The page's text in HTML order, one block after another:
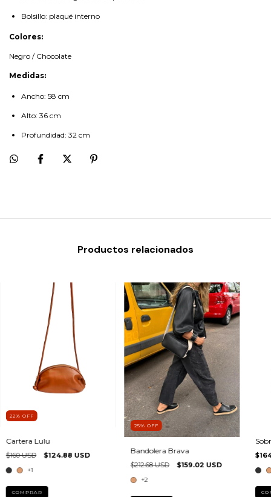
Bolsillo: plaqué interno
Colores:
Negro / Chocolate
Medidas:
Ancho: 58 cm
Alto: 36 cm
Profundidad: 32 cm
Productos relacionados
22% OFF
Cartera Lulu
$160 USD $124.88 USD
+1
COMPRAR
25% OFF
Bandolera Brava
$212.68 USD $159.02 USD
+2